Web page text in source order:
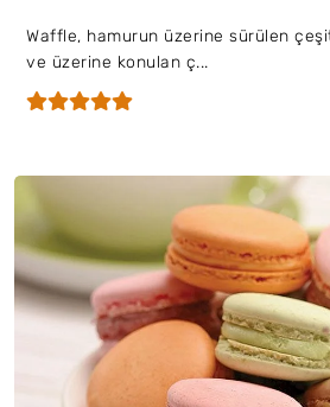
Waffle, hamurun üzerine sürülen
ve üzerine konulan ç...